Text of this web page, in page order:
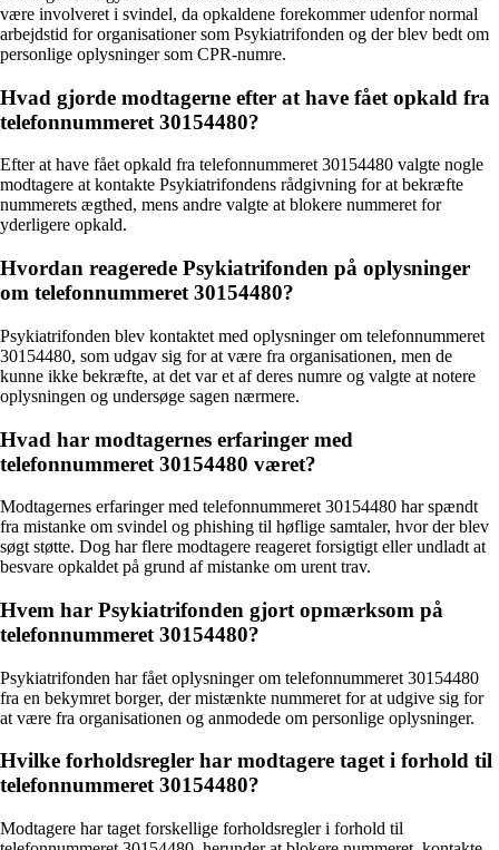
være involveret i svindel, da opkaldene forekommer udenfor normal
arbejdstid for organisationer som Psykiatrifonden og der blev bedt om
personlige oplysninger som CPR-numre.
Hvad gjorde modtagerne efter at have fået opkald fra
telefonnummeret 30154480?
Efter at have fået opkald fra telefonnummeret 30154480 valgte nogle
modtagere at kontakte Psykiatrifondens rådgivning for at bekræfte
nummerets ægthed, mens andre valgte at blokere nummeret for
yderligere opkald.
Hvordan reagerede Psykiatrifonden på oplysninger
om telefonnummeret 30154480?
Psykiatrifonden blev kontaktet med oplysninger om telefonnummeret
30154480, som udgav sig for at være fra organisationen, men de
kunne ikke bekræfte, at det var et af deres numre og valgte at notere
oplysningen og undersøge sagen nærmere.
Hvad har modtagernes erfaringer med
telefonnummeret 30154480 været?
Modtagernes erfaringer med telefonnummeret 30154480 har spændt
fra mistanke om svindel og phishing til høflige samtaler, hvor der blev
søgt støtte. Dog har flere modtagere reageret forsigtigt eller undladt at
besvare opkaldet på grund af mistanke om urent trav.
Hvem har Psykiatrifonden gjort opmærksom på
telefonnummeret 30154480?
Psykiatrifonden har fået oplysninger om telefonnummeret 30154480
fra en bekymret borger, der mistænkte nummeret for at udgive sig for
at være fra organisationen og anmodede om personlige oplysninger.
Hvilke forholdsregler har modtagere taget i forhold til
telefonnummeret 30154480?
Modtagere har taget forskellige forholdsregler i forhold til